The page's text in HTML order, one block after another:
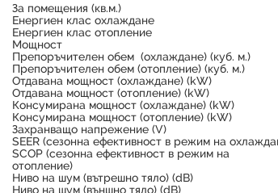
За помещения (кв.м.)
Енергиен клас охлаждане
Енергиен клас отопление
Мощност
Препоръчителен обем (охлаждане) (куб. м.)
Препоръчителен обем (отопление) (куб. м.)
Отдавана мощност (охлаждане) (kW)
Отдавана мощност (отопление) (kW)
Консумирана мощност (охлаждане) (kW)
Консумирана мощност (отопление) (kW)
Захранващо напрежение (V)
SEER (сезонна ефективност в режим на
SCOP (сезонна ефективност в режим на
отопление)
Ниво на шум (вътрешно тяло) (dB)
Ниво на шум (външно тяло) (dB)